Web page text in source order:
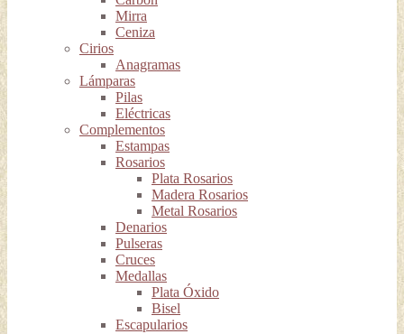
Mirra
Ceniza
Cirios
Anagramas
Lámparas
Pilas
Eléctricas
Complementos
Estampas
Rosarios
Plata Rosarios
Madera Rosarios
Metal Rosarios
Denarios
Pulseras
Cruces
Medallas
Plata Óxido
Bisel
Escapularios